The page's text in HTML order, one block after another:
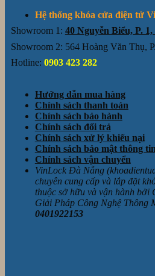
Hệ thống khóa cửa điện tử
Showroom 1: 40 Nguyễn Biểu, P.
Showroom 2: 564 Hoàng Văn Thụ,
Hotline: 0903 423 282
Hướng dẫn mua hàng
Chính sách thanh toán
Chính sách bảo hành
Chính sách đổi trả
Chính sách xử lý khiếu nại
Chính sách bảo mật thông tin
Chính sách vận chuyển
VinLock Đà Nẵng
chuyên cung cấp và lắp đặt
thuộc sở hữu và vận hành
Giải Pháp Công Nghệ Thông
0401922153